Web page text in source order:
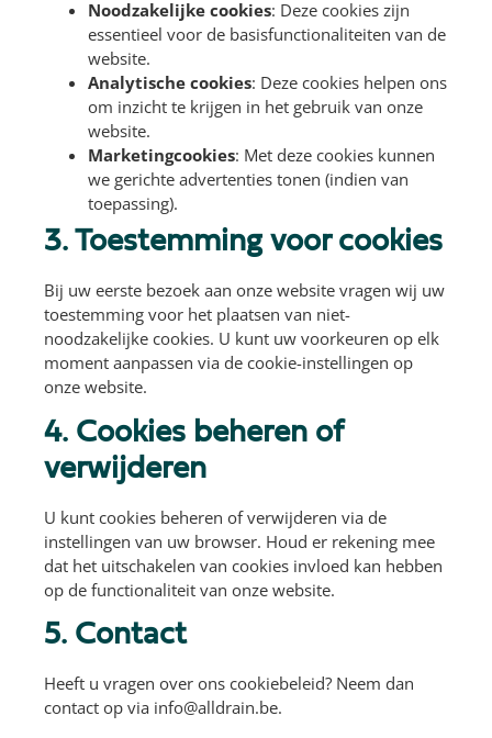
Noodzakelijke cookies: Deze cookies zijn
essentieel voor de basisfunctionaliteiten van de
website.
Analytische cookies: Deze cookies helpen ons
om inzicht te krijgen in het gebruik van onze
website.
Marketingcookies: Met deze cookies kunnen
we gerichte advertenties tonen (indien van
toepassing).
3. Toestemming voor cookies
Bij uw eerste bezoek aan onze website vragen wij uw
toestemming voor het plaatsen van niet-
noodzakelijke cookies. U kunt uw voorkeuren op elk
moment aanpassen via de cookie-instellingen op
onze website.
4. Cookies beheren of
verwijderen
U kunt cookies beheren of verwijderen via de
instellingen van uw browser. Houd er rekening mee
dat het uitschakelen van cookies invloed kan hebben
op de functionaliteit van onze website.
5. Contact
Heeft u vragen over ons cookiebeleid? Neem dan
contact op via info@alldrain.be.